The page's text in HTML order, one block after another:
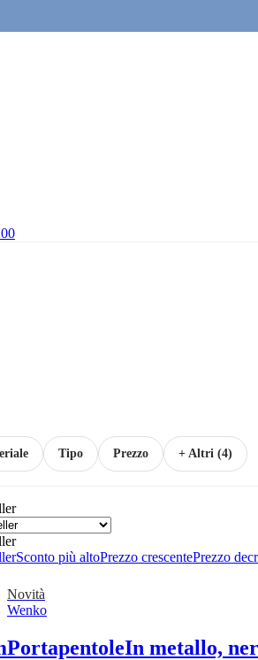
Tipo Prezzo + Altri (4)
Sconto più altoPrezzo crescentePrezzo
Novità
Wenko
PortapentoleIn metallo,